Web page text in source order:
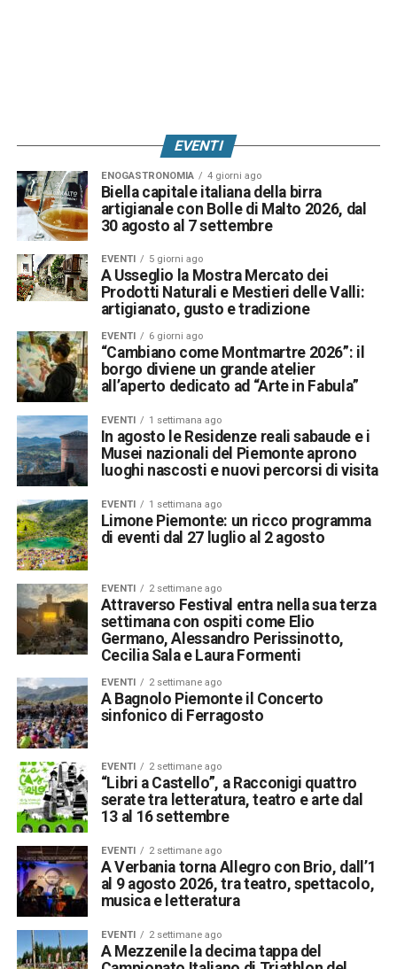
EVENTI
ENOGASTRONOMIA 4 giorni ago
Biella capitale italiana della birra
artigianale con Bolle di Malto 2026, dal
30 agosto al 7 settembre
EVENTI 5 giorni ago
A Usseglio la Mostra Mercato dei
Prodotti Naturali e Mestieri delle Valli:
artigianato, gusto e tradizione
EVENTI 6 giorni ago
“Cambiano come Montmartre 2026”: il
borgo diviene un grande atelier
all’aperto dedicato ad “Arte in Fabula”
EVENTI 1 settimana ago
In agosto le Residenze reali sabaude e i
Musei nazionali del Piemonte aprono
luoghi nascosti e nuovi percorsi di visita
EVENTI 1 settimana ago
Limone Piemonte: un ricco programma
di eventi dal 27 luglio al 2 agosto
EVENTI 2 settimane ago
Attraverso Festival entra nella sua terza
settimana con ospiti come Elio
Germano, Alessandro Perissinotto,
Cecilia Sala e Laura Formenti
EVENTI 2 settimane ago
A Bagnolo Piemonte il Concerto
sinfonico di Ferragosto
EVENTI 2 settimane ago
“Libri a Castello”, a Racconigi quattro
serate tra letteratura, teatro e arte dal
13 al 16 settembre
EVENTI 2 settimane ago
A Verbania torna Allegro con Brio, dall’1
al 9 agosto 2026, tra teatro, spettacolo,
musica e letteratura
EVENTI 2 settimane ago
A Mezzenile la decima tappa del